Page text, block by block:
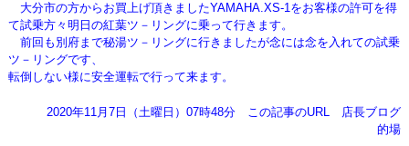
大分市の方からお買上げ頂きましたYAMAHA.XS-1をお客様の許可を得
て試乗方々明日の紅葉ツ－リングに乗って行きます。
前回も別府まで秘湯ツ－リングに行きましたが念には念を入れての試乗
ツ－リングです、
転倒しない様に安全運転で行って来ます。
2020年11月7日（土曜日）07時48分 この記事のURL
店長ブログ
的場